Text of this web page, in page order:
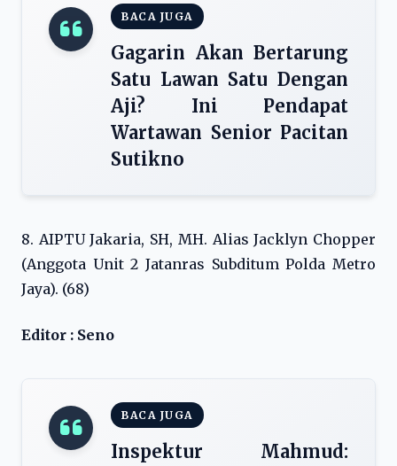
BACA JUGA
Gagarin Akan Bertarung
Satu Lawan Satu Dengan
Aji? Ini Pendapat
Wartawan Senior Pacitan
Sutikno
8. AIPTU Jakaria, SH, MH. Alias Jacklyn Chopper
(Anggota Unit 2 Jatanras Subditum Polda Metro
Jaya). (68)
Editor : Seno
BACA JUGA
Inspektur Mahmud: